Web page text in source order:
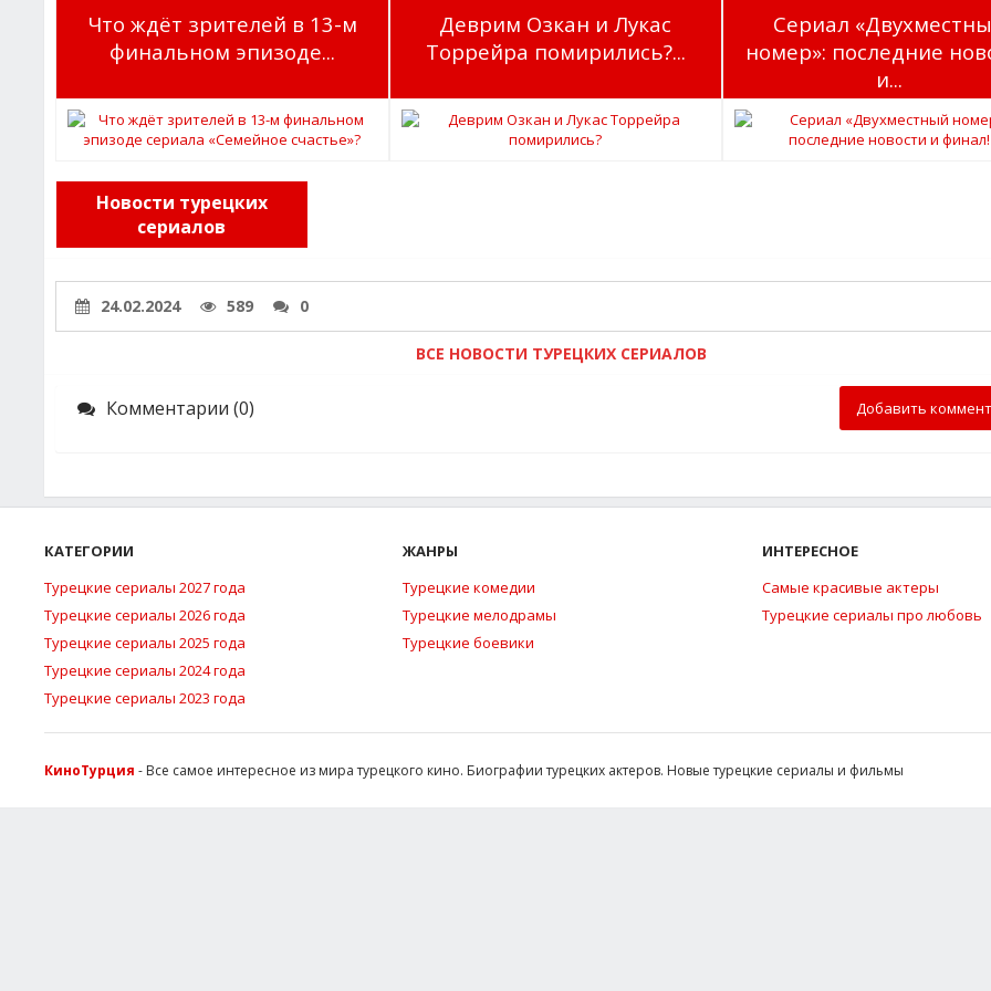
Что ждёт зрителей в 13-м
финальном эпизоде...
Деврим Озкан и Лукас
Торрейра помирились?...
Сериал
номер»: последние
и...
Новости турецких
сериалов
24.02.2024 589 0
ВСЕ НОВОСТИ ТУРЕЦКИХ СЕРИАЛОВ
Комментарии (0) Добавить
КАТЕГОРИИ
Турецкие сериалы 2027 года
Турецкие сериалы 2026 года
Турецкие сериалы 2025 года
Турецкие сериалы 2024 года
Турецкие сериалы 2023 года
ЖАНРЫ
Турецкие комедии
Турецкие мелодрамы
Турецкие боевики
ИНТЕРЕСНОЕ
Самые красивые актеры
Турецкие сериалы про любовь
КиноТурция - Все самое интересное из мира турецкого кино. Биографии турецких актеров. Новые турецкие сериалы и фильмы